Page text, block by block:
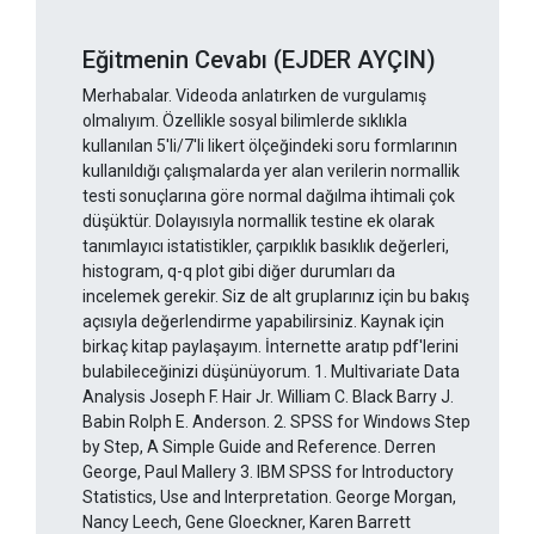
Eğitmenin Cevabı (EJDER AYÇIN)
Merhabalar. Videoda anlatırken de vurgulamış
olmalıyım. Özellikle sosyal bilimlerde sıklıkla
kullanılan 5'li/7'li likert ölçeğindeki soru formlarının
kullanıldığı çalışmalarda yer alan verilerin normallik
testi sonuçlarına göre normal dağılma ihtimali çok
düşüktür. Dolayısıyla normallik testine ek olarak
tanımlayıcı istatistikler, çarpıklık basıklık değerleri,
histogram, q-q plot gibi diğer durumları da
incelemek gerekir. Siz de alt gruplarınız için bu bakış
açısıyla değerlendirme yapabilirsiniz. Kaynak için
birkaç kitap paylaşayım. İnternette aratıp pdf'lerini
bulabileceğinizi düşünüyorum. 1. Multivariate Data
Analysis Joseph F. Hair Jr. William C. Black Barry J.
Babin Rolph E. Anderson. 2. SPSS for Windows Step
by Step, A Simple Guide and Reference. Derren
George, Paul Mallery 3. IBM SPSS for Introductory
Statistics, Use and Interpretation. George Morgan,
Nancy Leech, Gene Gloeckner, Karen Barrett